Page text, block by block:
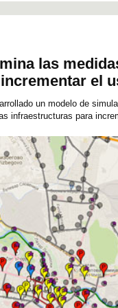
INFORMÁTICA
las
el
un modelo de
infraestructuras para